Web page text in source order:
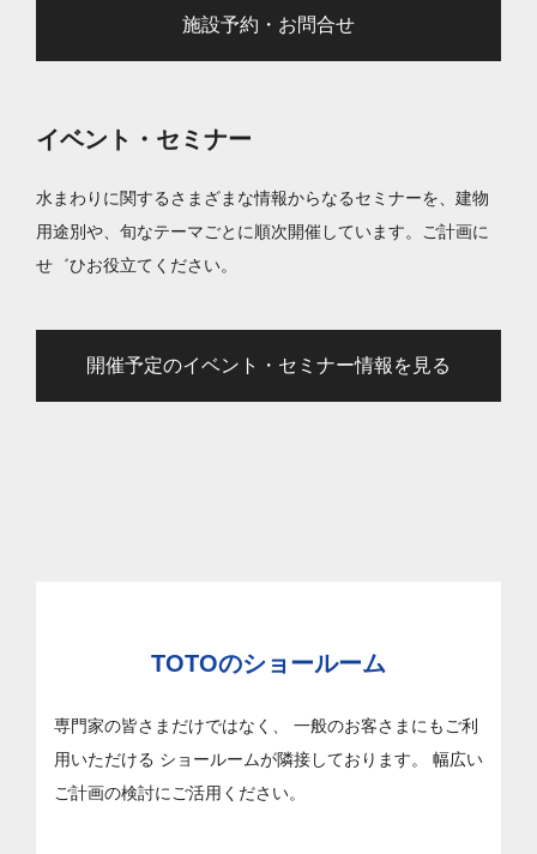
施設予約・お問合せ
イベント・セミナー
水まわりに関するさまざまな情報からなるセミナーを、建物
用途別や、旬なテーマごとに順次開催しています。ご計画に
せ゛ひお役立てください。
開催予定のイベント・セミナー情報を見る
TOTOのショールーム
専門家の皆さまだけではなく、
一般のお客さまにもご利
用いただける ショールームが隣接しております。
幅広い
ご計画の検討にご活用ください。